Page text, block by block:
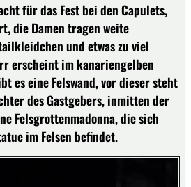
für das Fest bei den Capulets,
die Damen tragen weite
und etwas zu viel
erscheint im kanariengelben
es eine Felswand, vor dieser steht
des Gastgebers, inmitten der
Felsgrottenmadonna, die sich
im Felsen befindet.